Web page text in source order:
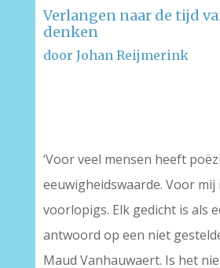
Verlangen naar de tijd
denken
door Johan Reijmerink
‘Voor veel mensen heeft
eeuwigheidswaarde. Voor mij
voorlopigs. Elk gedicht is als
antwoord op een niet
Maud Vanhauwaert. Is het